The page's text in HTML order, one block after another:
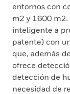
entornos con
m2 y 1600
inteligente a
patente) con
que, además
ofrece
detección de
necesidad de